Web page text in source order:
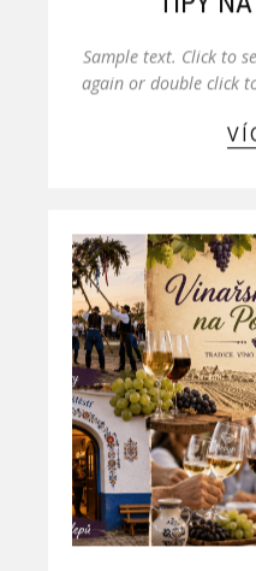
Sample text. Click to
again or double click